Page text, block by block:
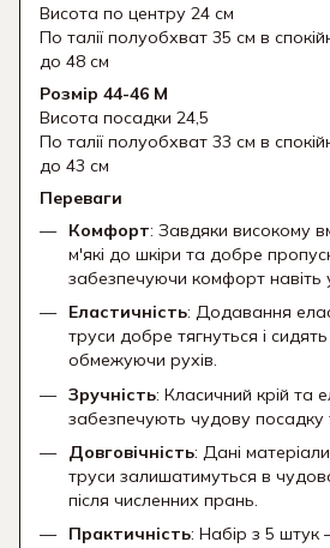
Висота по центру 24 см
По талії полуобхват 35 см в
до 48 см
Розмір 44-46 М
Висота посадки 24,5
По талії полуобхват 33 см в
до 43 см
Переваги
Комфорт: Завдяки високому
м'які до шкіри та добре
забезпечуючи комфорт навіть
Еластичність: Додавання
труси добре тягнуться і сидять
обмежуючи рухів.
Зручність: Класичний крій та
забезпечують чудову посадку
Довговічність: Дані
труси залишатимуться в
після численних прань.
Практичність: Набір з 5 штук